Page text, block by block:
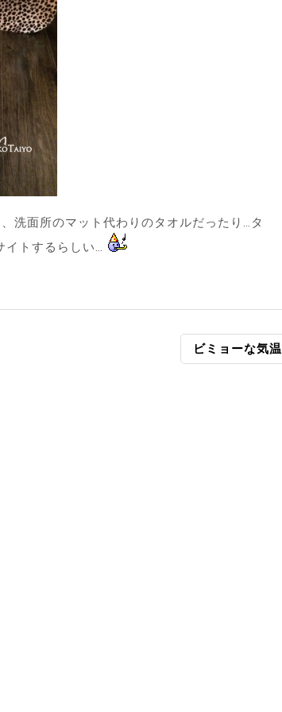
洗面所のマット代わりのタオルだったり…タ
イトするらしい…
ビミョーな気温